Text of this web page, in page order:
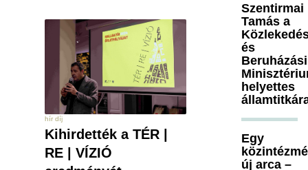
hír díj
Kihirdették a TÉR |
RE | VÍZIÓ
Szentirmai
Tamás a
és
Beruházási
helyettes
Egy
új arca –